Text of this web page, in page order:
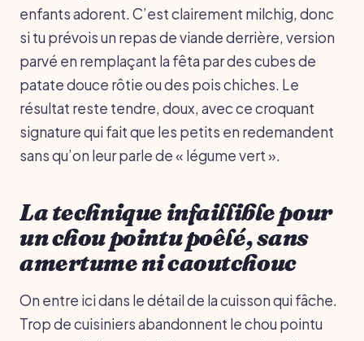
enfants adorent. C’est clairement milchig, donc
si tu prévois un repas de viande derrière, version
parvé en remplaçant la fêta par des cubes de
patate douce rôtie ou des pois chiches. Le
résultat reste tendre, doux, avec ce croquant
signature qui fait que les petits en redemandent
sans qu’on leur parle de « légume vert ».
La technique infaillible pour
un chou pointu poêlé, sans
amertume ni caoutchouc
On entre ici dans le détail de la cuisson qui fâche.
Trop de cuisiniers abandonnent le chou pointu